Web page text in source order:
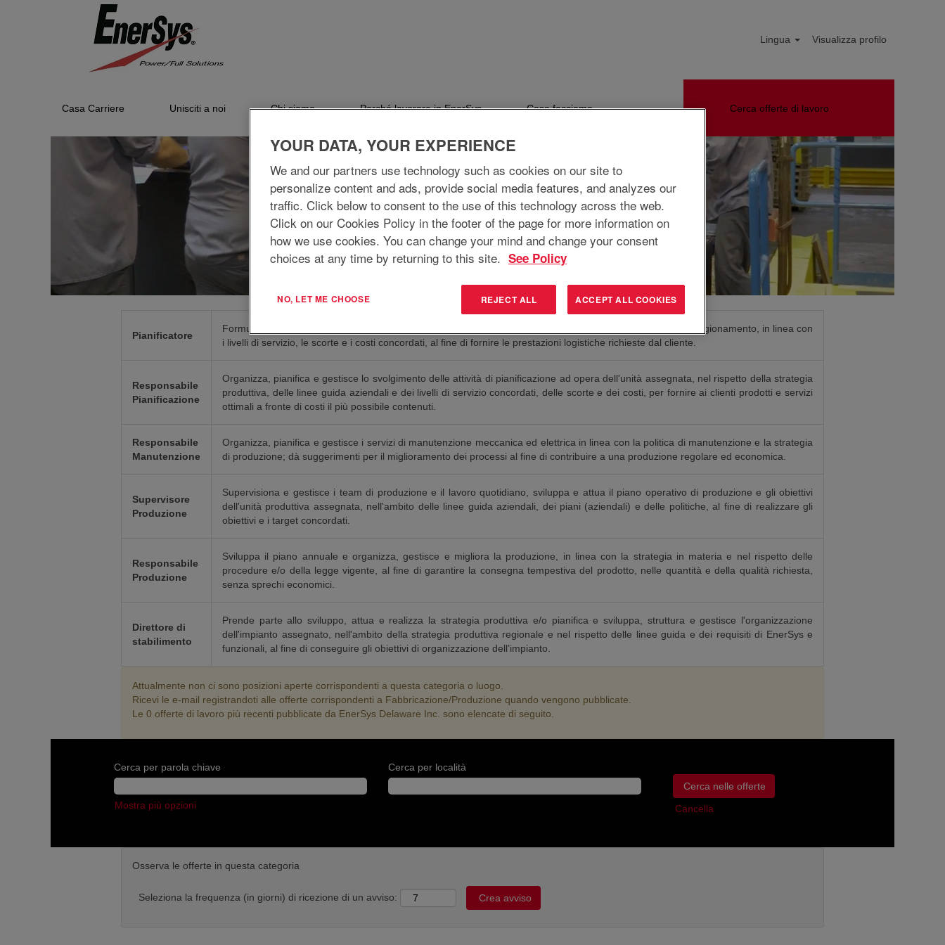
Lingua Visualizza profilo
Casa Carriere Unisciti a noi Chi siamo Perché lavorare in EnerSys Cosa facciamo Cerca offerte di lavoro
Fabbricazione/Produzione
Pianificatore
Formula, monitora, gestisce e migliora costantemente una parte della pianificazione della catena di approvvigionamento, in linea con
i livelli di servizio, le scorte e i costi concordati, al fine di fornire le prestazioni logistiche richieste dal cliente.
Responsabile
Pianificazione
Organizza, pianifica e gestisce lo svolgimento delle attività di pianificazione ad opera dell'unità assegnata, nel rispetto della strategia
produttiva, delle linee guida aziendali e dei livelli di servizio concordati, delle scorte e dei costi, per fornire ai clienti prodotti e servizi
ottimali a fronte di costi il più possibile contenuti.
Responsabile
Manutenzione
Organizza, pianifica e gestisce i servizi di manutenzione meccanica ed elettrica in linea con la politica di manutenzione e la strategia
di produzione; dà suggerimenti per il miglioramento dei processi al fine di contribuire a una produzione regolare ed economica.
Supervisore
Produzione
Supervisiona e gestisce i team di produzione e il lavoro quotidiano, sviluppa e attua il piano operativo di produzione e gli obiettivi
dell'unità produttiva assegnata, nell'ambito delle linee guida aziendali, dei piani (aziendali) e delle politiche, al fine di realizzare gli
obiettivi e i target concordati.
Responsabile
Produzione
Sviluppa il piano annuale e organizza, gestisce e migliora la produzione, in linea con la strategia in materia e nel rispetto delle
procedure e/o della legge vigente, al fine di garantire la consegna tempestiva del prodotto, nelle quantità e della qualità richiesta,
senza sprechi economici.
Direttore di
stabilimento
Prende parte allo sviluppo, attua e realizza la strategia produttiva e/o pianifica e sviluppa, struttura e gestisce l'organizzazione
dell'impianto assegnato, nell'ambito della strategia produttiva regionale e nel rispetto delle linee guida e dei requisiti di EnerSys e
funzionali, al fine di conseguire gli obiettivi di organizzazione dell’impianto.
Attualmente non ci sono posizioni aperte corrispondenti a questa categoria o luogo.
Ricevi le e-mail registrandoti alle offerte corrispondenti a Fabbricazione/Produzione quando vengono pubblicate.
Le 0 offerte di lavoro più recenti pubblicate da EnerSys Delaware Inc. sono elencate di seguito.
Cerca per parola chiave Cerca per località
Mostra più opzioni Cancella
Osserva le offerte in questa categoria
Seleziona la frequenza (in giorni) di ricezione di un avviso:
YOUR DATA, YOUR EXPERIENCE
We and our partners use technology such as cookies on our site to
personalize content and ads, provide social media features, and analyzes our
traffic. Click below to consent to the use of this technology across the web.
Click on our Cookies Policy in the footer of the page for more information on
how we use cookies. You can change your mind and change your consent
choices at any time by returning to this site. See Policy
NO, LET ME CHOOSE REJECT ALL ACCEPT ALL COOKIES